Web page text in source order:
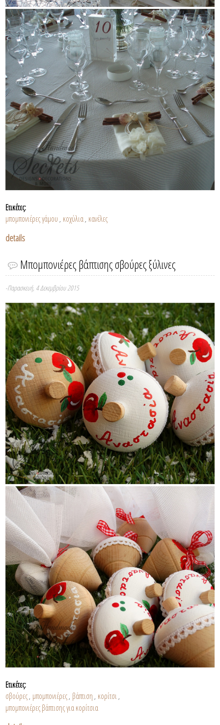
Ετικέτες:
μπομπονιέρες γάμου , κοχύλια , κανέλες
details
Μπομπονιέρες βάπτισης σβούρες ξύλινες
-Παρασκευή, 4 Δεκεμβρίου 2015
Ετικέτες:
σβούρες , μπομπονιέρες , βάπτιση , κορίτσι ,
μπομπονιέρες βάπτισης για κορίτσια